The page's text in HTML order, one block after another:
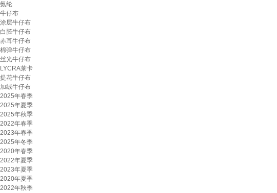
氨纶
牛仔布
涂层牛仔布
白胚牛仔布
赤耳牛仔布
棉弹牛仔布
丝光牛仔布
LYCRA莱卡
提花牛仔布
加绒牛仔布
2025年春季
2025年夏季
2025年秋季
2022年春季
2023年春季
2025年冬季
2020年春季
2022年夏季
2023年夏季
2020年夏季
2022年秋季